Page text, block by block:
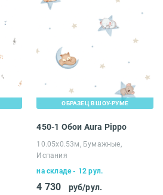
ОБРАЗЕЦ В ШОУ-РУМЕ
450-1 Обои Aura Pippo
10.05х0.53м, Бумажные,
Испания
на складе - 12 рул.
4 730 руб/рул.